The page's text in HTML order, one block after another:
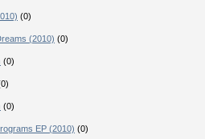
(0)
(2010) (0)
(0)
(0)
EP (2010) (0)